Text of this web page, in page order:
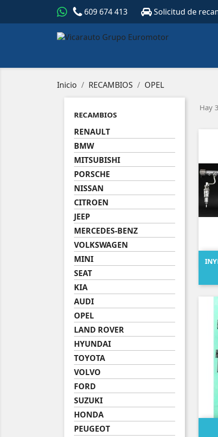
609 674 413 Solicitud de
Inicio RECAMBIOS OPEL
RECAMBIOS
RENAULT
BMW
MITSUBISHI
PORSCHE
NISSAN
CITROEN
JEEP
MERCEDES-BENZ
VOLKSWAGEN
MINI
SEAT
KIA
AUDI
OPEL
LAND ROVER
HYUNDAI
TOYOTA
VOLVO
FORD
SUZUKI
HONDA
PEUGEOT
Hay